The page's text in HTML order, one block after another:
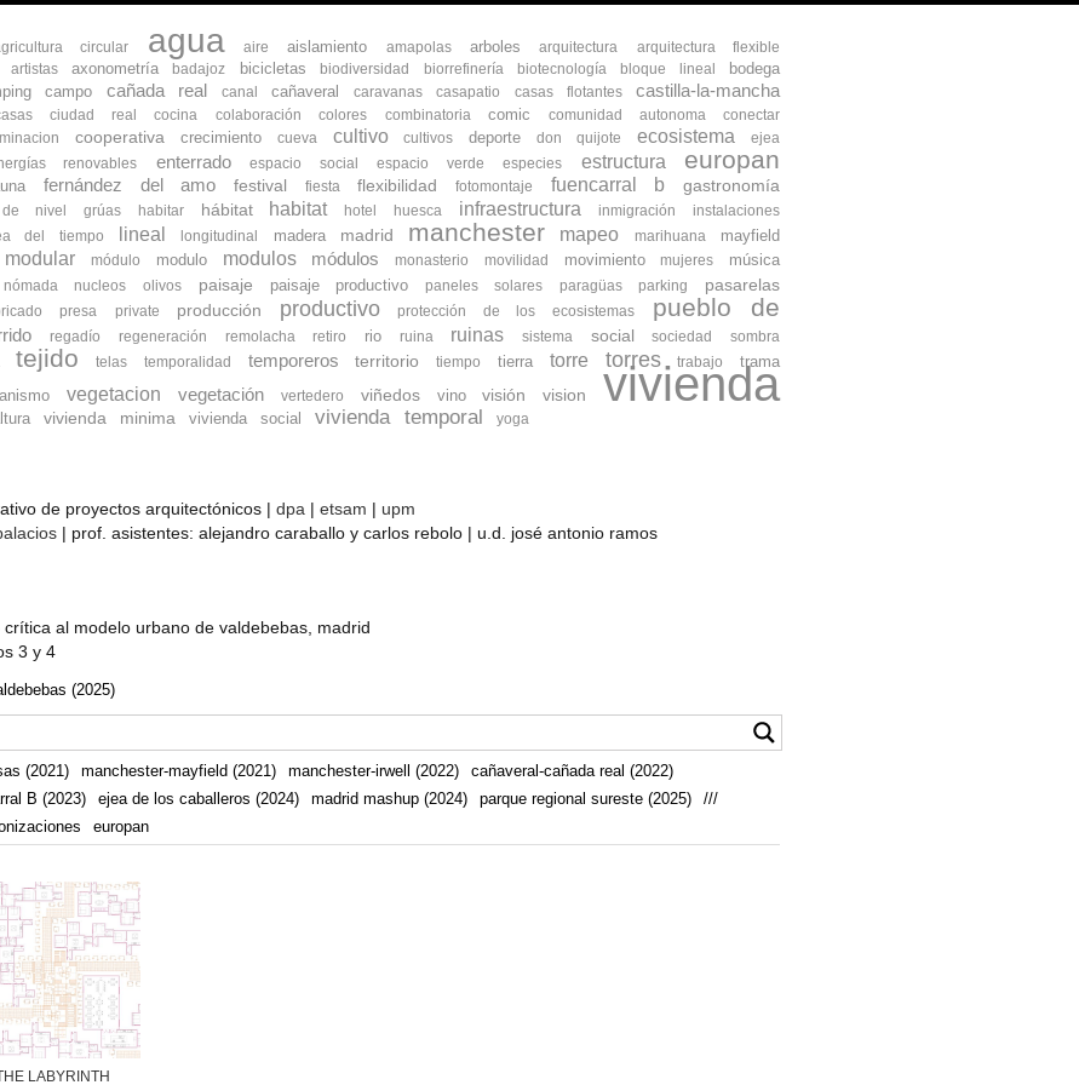
circular agua aire aislamiento amapolas arboles arquitectura arquitectura flexible
artistas axonometría badajoz bicicletas biodiversidad biorrefinería biotecnología bloque lineal bodega
campo cañada real canal cañaveral caravanas casapatio casas flotantes castilla-la-mancha
ciudad real cocina colaboración colores combinatoria comic comunidad autonoma conectar
cooperativa crecimiento cueva cultivo cultivos deporte don quijote ecosistema
ejea
renovables enterrado espacio social espacio verde especies estructura europan
fernández del amo festival fiesta flexibilidad fotomontaje fuencarral b gastronomía
nivel grúas habitar hábitat habitat hotel huesca infraestructura inmigración instalaciones
del tiempo lineal longitudinal madera madrid manchester mapeo marihuana mayfield
modular módulo modulo modulos módulos monasterio movilidad movimiento mujeres música
nómada nucleos olivos paisaje paisaje productivo paneles solares paragüas parking pasarelas
presa private producción productivo protección de los ecosistemas
pueblo de
regadío regeneración remolacha retiro rio ruina ruinas sistema social sociedad sombra
tejido telas temporalidad temporeros territorio tiempo tierra torre torres trabajo
trama
vegetacion vegetación vertedero viñedos vino visión vision vivienda
vivienda minima vivienda social vivienda temporal yoga
de proyectos arquitectónicos | dpa | etsam | upm
| prof. asistentes: alejandro caraballo y carlos rebolo | u.d. josé antonio ramos
al modelo urbano de valdebebas, madrid
3 y 4
(2025)
(2021) manchester-mayfield (2021) manchester-irwell (2022)
cañaveral-cañada real (2022)
B (2023) ejea de los caballeros (2024) madrid mashup (2024) parque regional sureste (2025)
///
europan
LABYRINTH